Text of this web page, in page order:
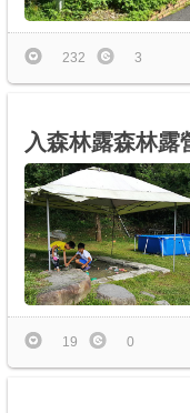
232 3
入森林露森林露
19 0